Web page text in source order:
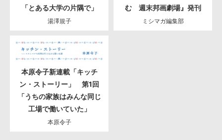
「とある大学の片隅で」
湯澤規子
む 週末邦画劇場』発刊
ミシマガ編集部
本原令子新連載「キッチ
ン・ストーリー」 第1回
「うちの家族はみんな同じ
工場で働いていた」
本原令子